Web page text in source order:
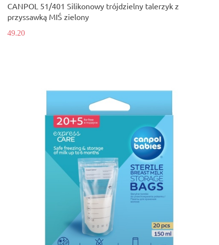
CANPOL 51/401 Silikonowy trójdzielny talerzyk z
przyssawką MIŚ zielony
49.20